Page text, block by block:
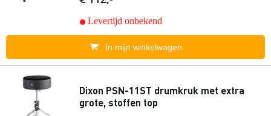
Levertijd onbekend
In mijn winkelwagen
Dixon PSN-11ST drumkruk met extra
grote, stoffen top